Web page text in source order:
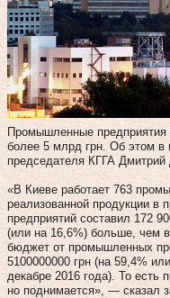
Промышленные предприятия
более 5 млрд грн. Об этом в
председателя КГГА Дмитрий
«В Киеве работает 763
реализованной продукции в
предприятий составил 172
(или на 16,6%) больше, чем
бюджет от промышленных
5100000000 грн (на 59,4%
декабре 2016 года). То есть
но поднимается», — сказал